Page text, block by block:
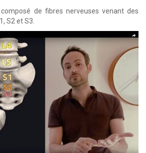
de fibres nerveuses venant des
S2 et S3.